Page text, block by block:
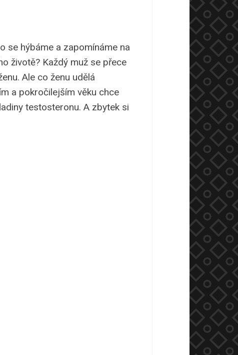
se hýbáme a zapomínáme na
životě? Každý muž se přece
Ale co ženu udělá
a pokročilejším věku chce
testosteronu. A zbytek si